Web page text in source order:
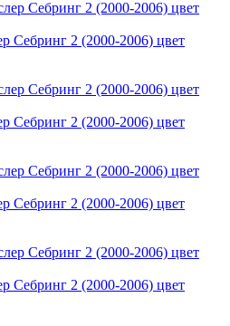
Себринг 2 (2000-2006) цвет
Себринг 2 (2000-2006) цвет
Себринг 2 (2000-2006) цвет
Себринг 2 (2000-2006) цвет